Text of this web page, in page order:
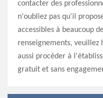
contacter des
n'oubliez pas qu'il
accessibles à beaucoup
renseignements, veuillez
aussi procéder à
gratuit et sans